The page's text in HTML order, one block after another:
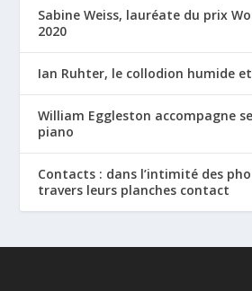
Sabine Weiss, lauréate du prix
2020
Ian Ruhter, le collodion humide
William Eggleston accompagne
piano
Contacts : dans l’intimité des
travers leurs planches contact